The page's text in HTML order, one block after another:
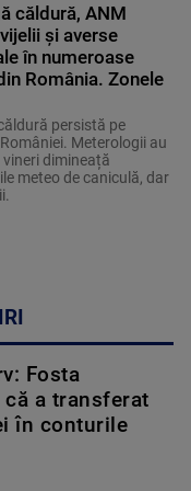
căldură, ANM
și averse
în numeroase
România. Zonele
persistă pe
Meterologii au
dimineață
meteo de caniculă, dar
Fosta
a transferat
în conturile